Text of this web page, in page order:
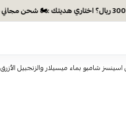
شامبو بماء ميسيلار والزنجبيل الأزرق 400 مل